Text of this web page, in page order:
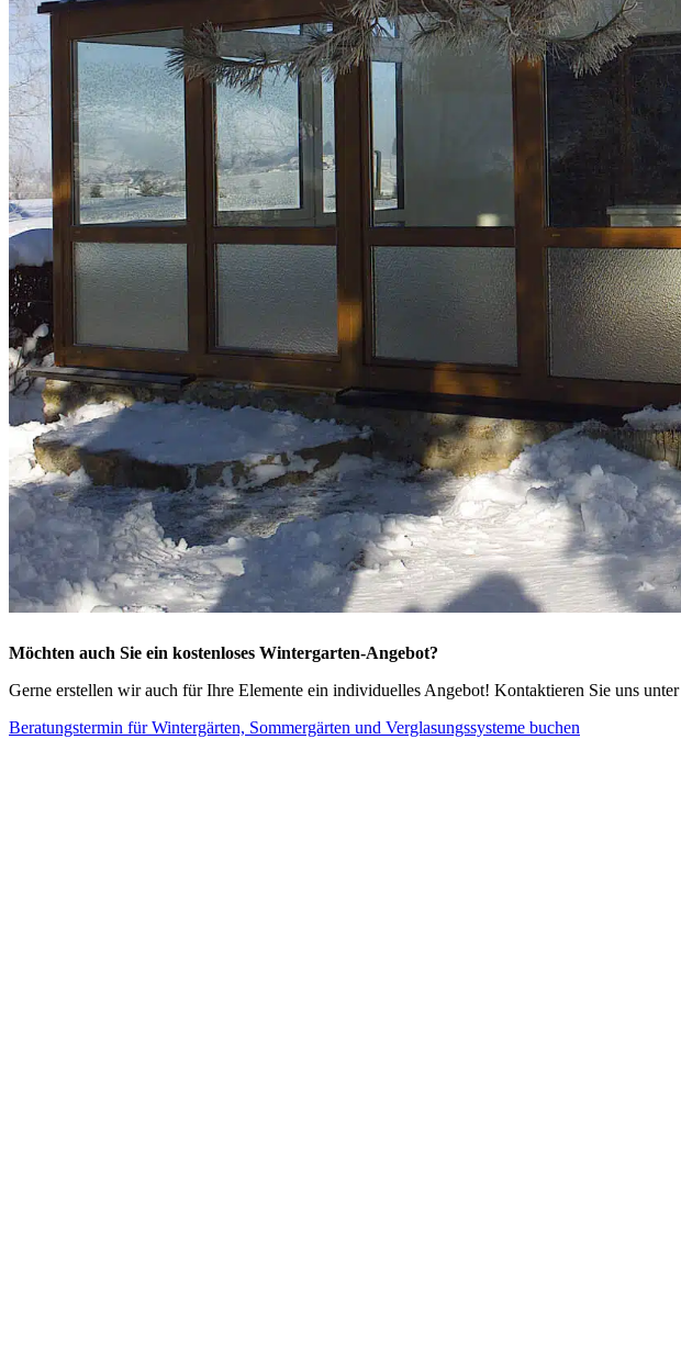
Möchten auch Sie ein kostenloses Wintergarten-Angebot?
Gerne erstellen wir auch für Ihre Elemente ein individuelles Angebot! Kontaktieren Sie uns unter
Beratungstermin für Wintergärten, Sommergärten und Verglasungssysteme buchen